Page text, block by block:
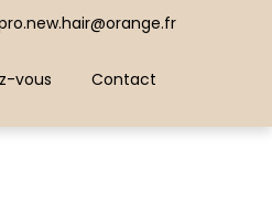
vous Contact